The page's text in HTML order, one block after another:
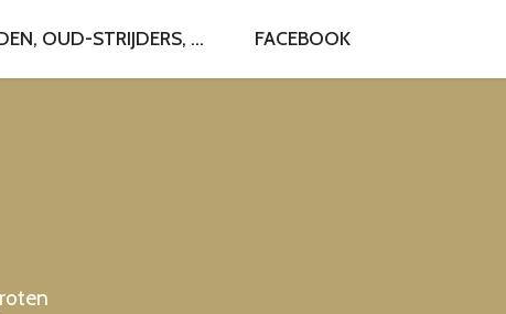
OUD-STRIJDERS, ... FACEBOOK